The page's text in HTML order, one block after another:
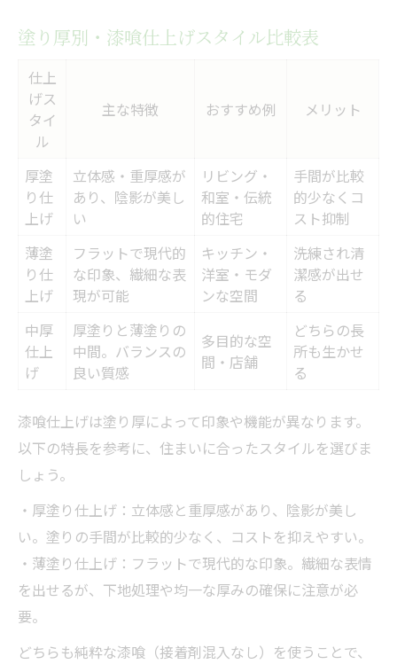
塗り厚別・漆喰仕上げスタイル比較表
仕上
げス
タイ
ル
主な特徴 おすすめ例 メリット
厚塗
り仕
上げ
立体感・重厚感が
あり、陰影が美し
い
リビング・
和室・伝統
的住宅
手間が比較
的少なくコ
スト抑制
薄塗
り仕
上げ
フラットで現代的
な印象、繊細な表
現が可能
キッチン・
洋室・モダ
ンな空間
洗練され清
潔感が出せ
る
中厚
仕上
げ
厚塗りと薄塗りの
中間。バランスの
良い質感
多目的な空
間・店舗
どちらの長
所も生かせ
る
漆喰仕上げは塗り厚によって印象や機能が異なります。
以下の特長を参考に、住まいに合ったスタイルを選びま
しょう。
・厚塗り仕上げ：立体感と重厚感があり、陰影が美し
い。塗りの手間が比較的少なく、コストを抑えやすい。
・薄塗り仕上げ：フラットで現代的な印象。繊細な表情
を出せるが、下地処理や均一な厚みの確保に注意が必
要。
どちらも純粋な漆喰（接着剤混入なし）を使うことで、